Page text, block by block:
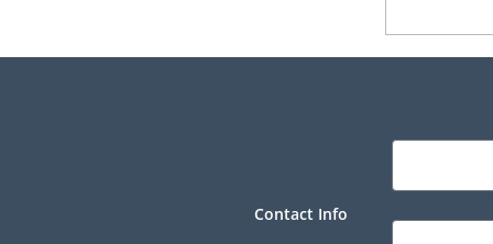
Contact Info